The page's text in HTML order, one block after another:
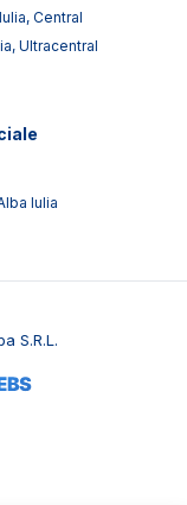
Central
Ultracentral
Iulia
S.R.L.